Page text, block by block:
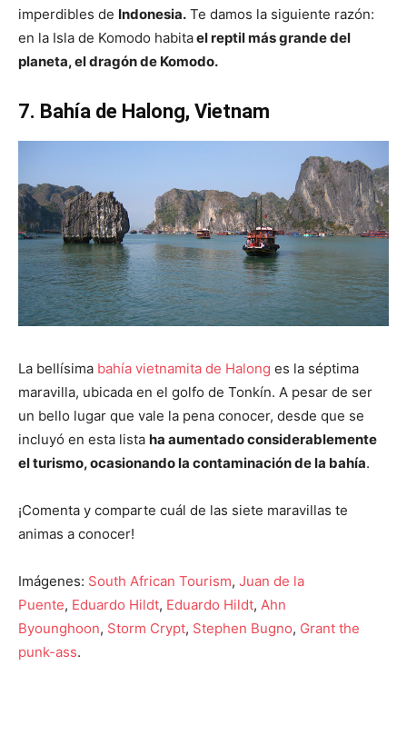
imperdibles de Indonesia. Te damos la siguiente razón:
en la Isla de Komodo habitael reptil más grande del
planeta, el dragón de Komodo.
7. Bahía de Halong, Vietnam
La bellísima bahía vietnamita de Halong es la séptima
maravilla, ubicada en el golfo de Tonkín. A pesar de ser
un bello lugar que vale la pena conocer, desde que se
incluyó en esta lista ha aumentado considerablemente
el turismo, ocasionando la contaminación de la bahía.
¡Comenta y comparte cuál de las siete maravillas te
animas a conocer!
Imágenes: South African Tourism, Juan de la
Puente, Eduardo Hildt, Eduardo Hildt, Ahn
Byounghoon, Storm Crypt, Stephen Bugno, Grant the
punk-ass.